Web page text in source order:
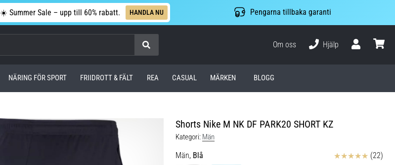
☀️ Summer Sale – upp till 60% rabatt. HANDLA NU Pengarna tillbaka garanti
Om oss
Hjälp
NÄRING FÖR SPORT FRIIDROTT & FÄLT REA CASUAL MÄRKEN BLOGG
Shorts Nike M NK DF PARK20 SHORT KZ
Kategori: Män
Män, Blå Recensioner (22)